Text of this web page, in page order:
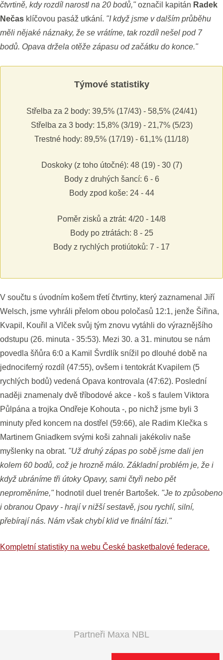
čtvrtině, kdy rozdíl narostl na 20 bodů,"označil kapitán Radek
Nečas klíčovou pasáž utkání. "I když jsme v dalším průběhu
měli nějaké náznaky, že se vrátíme, tak rozdíl nešel pod 7
bodů. Opava držela otěže zápasu od začátku do konce."
Týmové statistiky
Střelba za 2 body: 39,5% (17/43) - 58,5% (24/41)
Střelba za 3 body: 15,8% (3/19) - 21,7% (5/23)
Trestné hody: 89,5% (17/19) - 61,1% (11/18)
Doskoky (z toho útočné): 48 (19) - 30 (7)
Body z druhých šancí: 6 - 6
Body zpod koše: 24 - 44
Poměr zisků a ztrát: 4/20 - 14/8
Body po ztrátách: 8 - 25
Body z rychlých protiútoků: 7 - 17
V součtu s úvodním košem třetí čtvrtiny, který zaznamenal Jiří
Welsch, jsme vyhráli přelom obou poločasů 12:1, jenže Šiřina,
Kvapil, Kouřil a Vlček svůj tým znovu vytáhli do výraznějšího
odstupu (26. minuta - 35:53). Mezi 30. a 31. minutou se nám
povedla šňůra 6:0 a Kamil Švrdlík snížil po dlouhé době na
jednociferný rozdíl (47:55), ovšem i tentokrát Kvapilem (5
rychlých bodů) vedená Opava kontrovala (47:62). Poslední
naději znamenaly dvě tříbodové akce - koš s faulem Viktora
Půlpána a trojka Ondřeje Kohouta -, po nichž jsme byli 3
minuty před koncem na dostřel (59:66), ale Radim Klečka s
Martinem Gniadkem svými koši zahnali jakékoliv naše
myšlenky na obrat. "Už druhý zápas po sobě jsme dali jen
kolem 60 bodů, což je hrozně málo. Základní problém je, že i
když ubráníme tři útoky Opavy, sami čtyři nebo pět
neproměníme,"hodnotil duel trenér Bartošek. "Je to způsobeno
i obranou Opavy - hrají v nižší sestavě, jsou rychlí, silní,
přebírají nás. Nám však chybí klid ve finální fázi."
Kompletní statistiky na webu České basketbalové federace.
Partneři Maxa NBL